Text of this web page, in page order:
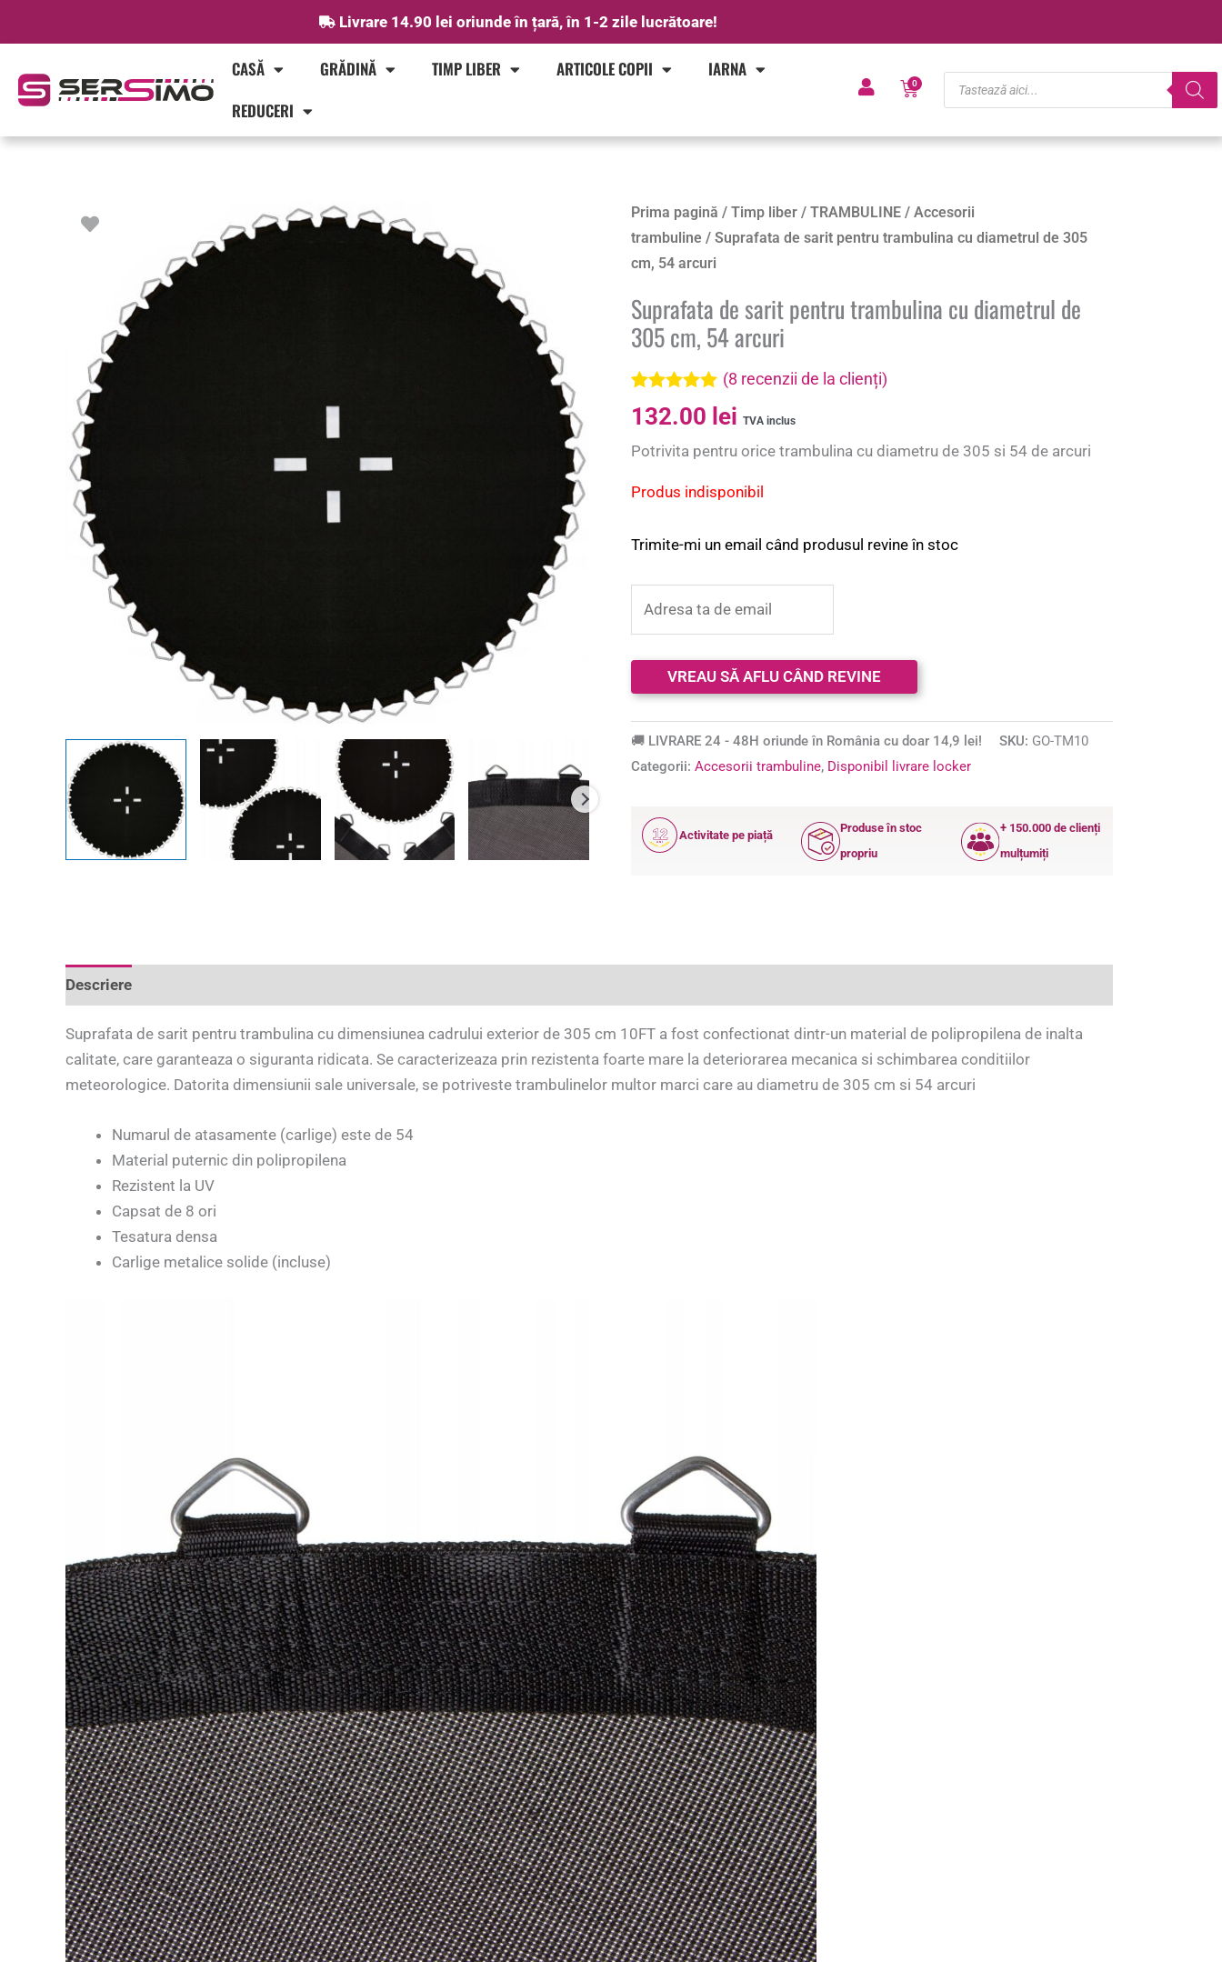
Livrare 14.90 lei oriunde în țară, în 1-2 zile lucrătoare!
CASĂ GRĂDINĂ TIMP LIBER ARTICOLE COPII
IARNA
REDUCERI
0
Cart
Products
search
Prima pagină /Timp liber /TRAMBULINE /Accesorii
trambuline / Suprafata de sarit pentru trambulina cu diametrul de 305
cm, 54 arcuri
Suprafata de sarit pentru trambulina cu diametrul de
305 cm, 54 arcuri
Evaluat la
5.00din 5 pe
8
evaluări de
(8 recenzii de la clienți)
132.00 lei TVA inclus
Potrivita pentru orice trambulina cu diametru de 305 si 54 de arcuri
Produs indisponibil
Trimite-mi un email când produsul revine în stoc
🚚 LIVRARE 24 - 48H oriunde în România cu doar 14,9 lei! SKU: GO-TM10
Categorii:Accesorii trambuline, Disponibil livrare locker
12
ANI
Activitate pe piață
Produse în stoc
propriu
+ 150.000 de clienți
mulțumiți
Descriere
Suprafata de sarit pentru trambulina cu dimensiunea cadrului exterior de 305 cm 10FT a fost confectionat dintr-un material de polipropilena de inalta
calitate, care garanteaza o siguranta ridicata. Se caracterizeaza prin rezistenta foarte mare la deteriorarea mecanica si schimbarea conditiilor
meteorologice. Datorita dimensiunii sale universale, se potriveste trambulinelor multor marci care au diametru de 305 cm si 54 arcuri
Numarul de atasamente (carlige) este de 54
Material puternic din polipropilena­
Rezistent la UV
Capsat de 8 ori
Tesatura densa
Carlige metalice solide (incluse)